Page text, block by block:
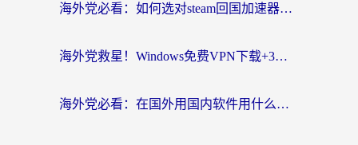
海外党必看：如何选对steam回国加速器？从踩坑到无缝访问国内资源的全攻略
海外党救星！Windows免费VPN下载+3步搞定国内资源无缝访问
海外党必看：在国外用国内软件用什么加速器好？解决追剧游戏办公的终极指南